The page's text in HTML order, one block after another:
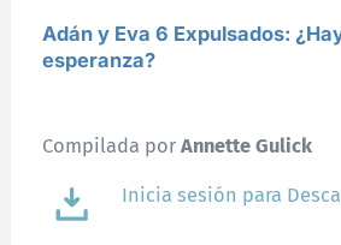
Adán y Eva 6 Expulsados:
esperanza?
Compilada porAnnette Gulick
Inicia sesión para